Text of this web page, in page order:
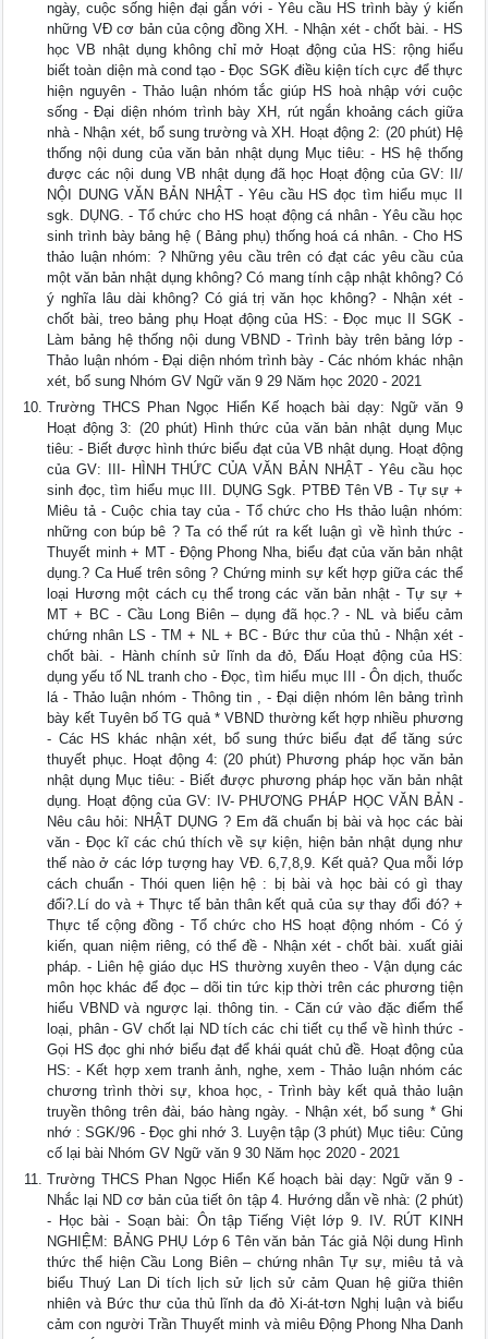
ngày, cuộc sống hiện đại gắn với - Yêu cầu HS trình bày ý kiến
những VĐ cơ bản của cộng đồng XH. - Nhận xét - chốt bài. - HS
học VB nhật dụng không chỉ mở Hoạt động của HS: rộng hiểu
biết toàn diện mà cond tạo - Đọc SGK điều kiện tích cực để thực
hiện nguyên - Thảo luận nhóm tắc giúp HS hoà nhập với cuộc
sống - Đại diện nhóm trình bày XH, rút ngắn khoảng cách giữa
nhà - Nhận xét, bổ sung trường và XH. Hoạt động 2: (20 phút) Hệ
thống nội dung của văn bản nhật dụng Mục tiêu: - HS hệ thống
được các nội dung VB nhật dụng đã học Hoạt động của GV: II/
NỘI DUNG VĂN BẢN NHẬT - Yêu cầu HS đọc tìm hiểu mục II
sgk. DỤNG. - Tổ chức cho HS hoạt động cá nhân - Yêu cầu học
sinh trình bày bảng hệ ( Bảng phụ) thống hoá cá nhân. - Cho HS
thảo luận nhóm: ? Những yêu cầu trên có đạt các yêu cầu của
một văn bản nhật dụng không? Có mang tính cập nhật không? Có
ý nghĩa lâu dài không? Có giá trị văn học không? - Nhận xét -
chốt bài, treo bảng phụ Hoạt động của HS: - Đọc mục II SGK -
Làm bảng hệ thống nội dung VBND - Trình bày trên bảng lớp -
Thảo luận nhóm - Đại diện nhóm trình bày - Các nhóm khác nhận
xét, bổ sung Nhóm GV Ngữ văn 9 29 Năm học 2020 - 2021
Trường THCS Phan Ngọc Hiển Kế hoạch bài dạy: Ngữ văn 9
Hoạt động 3: (20 phút) Hình thức của văn bản nhật dụng Mục
tiêu: - Biết được hình thức biểu đạt của VB nhật dụng. Hoạt động
của GV: III- HÌNH THỨC CỦA VĂN BẢN NHẬT - Yêu cầu học
sinh đọc, tìm hiểu mục III. DỤNG Sgk. PTBĐ Tên VB - Tự sự +
Miêu tả - Cuộc chia tay của - Tổ chức cho Hs thảo luận nhóm:
những con búp bê ? Ta có thể rút ra kết luận gì về hình thức -
Thuyết minh + MT - Động Phong Nha, biểu đạt của văn bản nhật
dụng.? Ca Huế trên sông ? Chứng minh sự kết hợp giữa các thể
loại Hương một cách cụ thể trong các văn bản nhật - Tự sự +
MT + BC - Cầu Long Biên – dụng đã học.? - NL và biểu cảm
chứng nhân LS - TM + NL + BC - Bức thư của thủ - Nhận xét -
chốt bài. - Hành chính sử lĩnh da đỏ, Đấu Hoạt động của HS:
dụng yếu tố NL tranh cho - Đọc, tìm hiểu mục III - Ôn dịch, thuốc
lá - Thảo luận nhóm - Thông tin , - Đại diện nhóm lên bảng trình
bày kết Tuyên bố TG quả * VBND thường kết hợp nhiều phương
- Các HS khác nhận xét, bổ sung thức biểu đạt để tăng sức
thuyết phục. Hoạt động 4: (20 phút) Phương pháp học văn bản
nhật dụng Mục tiêu: - Biết được phương pháp học văn bản nhật
dụng. Hoạt động của GV: IV- PHƯƠNG PHÁP HỌC VĂN BẢN -
Nêu câu hỏi: NHẬT DỤNG ? Em đã chuẩn bị bài và học các bài
văn - Đọc kĩ các chú thích về sự kiện, hiện bản nhật dụng như
thế nào ở các lớp tượng hay VĐ. 6,7,8,9. Kết quả? Qua mỗi lớp
cách chuẩn - Thói quen liện hệ : bị bài và học bài có gì thay
đổi?.Lí do và + Thực tế bản thân kết quả của sự thay đổi đó? +
Thực tế cộng đồng - Tổ chức cho HS hoạt động nhóm - Có ý
kiến, quan niệm riêng, có thể đề - Nhận xét - chốt bài. xuất giải
pháp. - Liên hệ giáo dục HS thường xuyên theo - Vận dụng các
môn học khác để đọc – dõi tin tức kịp thời trên các phương tiện
hiểu VBND và ngược lại. thông tin. - Căn cứ vào đặc điểm thể
loại, phân - GV chốt lại ND tích các chi tiết cụ thể về hình thức -
Gọi HS đọc ghi nhớ biểu đạt để khái quát chủ đề. Hoạt động của
HS: - Kết hợp xem tranh ảnh, nghe, xem - Thảo luận nhóm các
chương trình thời sự, khoa học, - Trình bày kết quả thảo luận
truyền thông trên đài, báo hàng ngày. - Nhận xét, bổ sung * Ghi
nhớ : SGK/96 - Đọc ghi nhớ 3. Luyện tập (3 phút) Mục tiêu: Củng
cố lại bài Nhóm GV Ngữ văn 9 30 Năm học 2020 - 2021
Trường THCS Phan Ngọc Hiển Kế hoạch bài dạy: Ngữ văn 9 -
Nhắc lại ND cơ bản của tiết ôn tập 4. Hướng dẫn về nhà: (2 phút)
- Học bài - Soạn bài: Ôn tập Tiếng Việt lớp 9. IV. RÚT KINH
NGHIỆM: BẢNG PHỤ Lớp 6 Tên văn bản Tác giả Nội dung Hình
thức thể hiện Cầu Long Biên – chứng nhân Tự sự, miêu tả và
biểu Thuý Lan Di tích lịch sử lịch sử cảm Quan hệ giữa thiên
nhiên và Bức thư của thủ lĩnh da đỏ Xi-át-tơn Nghị luận và biểu
cảm con người Trần Thuyết minh và miêu Động Phong Nha Danh